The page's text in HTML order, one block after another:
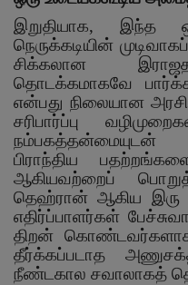
இறுதியாக, இந்த
நெருக்கடியின்
சிக்கலான
தொடக்கமாகவே
என்பது நிலையான
சரிபார்ப்பு
நம்பகத்தன்மையுடன்
பிராந்திய
ஆகியவற்றைப்
தெஹ்ரான் ஆகிய இரு
எதிர்ப்பாளர்கள்
திறன்
தீர்க்கப்படாத
நீண்டகால சவாலாகத்